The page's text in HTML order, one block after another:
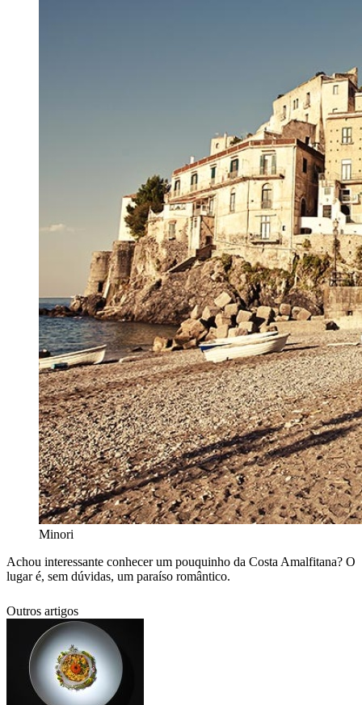
Minori
Achou interessante conhecer um pouquinho da Costa Amalfitana? O
lugar é, sem dúvidas, um paraíso romântico.
Outros artigos